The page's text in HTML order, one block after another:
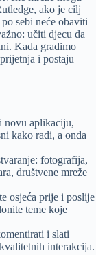
ako je cilj
sebi neće obaviti
učiti djecu da
Kada gradimo
i postaju
novu aplikaciju,
kako radi, a onda
fotografija,
društvene mreže
osjeća prije i poslije
teme koje
i slati
interakcija.